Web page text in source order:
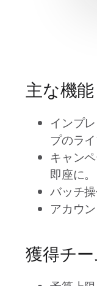
主な機能
インプ
プのラ
キャン
即座に。
バッチ
アカウ
獲得チ